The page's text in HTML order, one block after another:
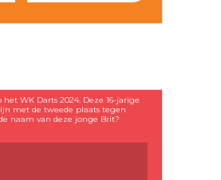
WK Darts 2024. Deze 16-jarige
met de tweede plaats tegen
naam van deze jonge Brit?